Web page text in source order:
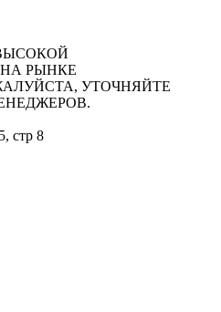
РЫНКЕ
УТОЧНЯЙТЕ
стр 8